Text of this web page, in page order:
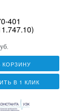
401
КОРЗИНУ
В 1 КЛИК